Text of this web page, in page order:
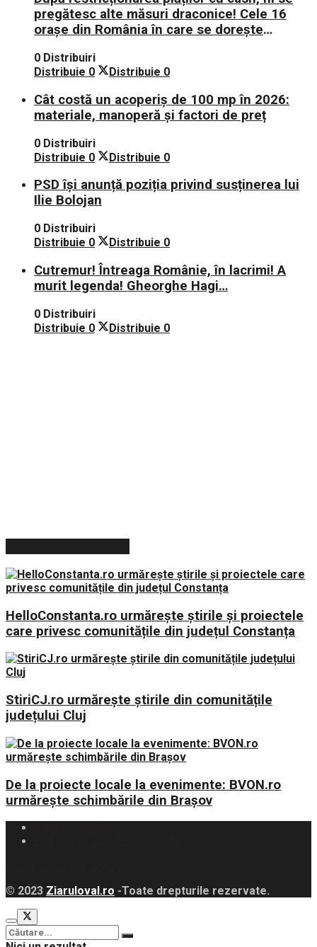
pregătesc alte măsuri draconice! Cele 16
orașe din România în care se dorește
mașini!
0 Distribuiri
Distribuie 0 Distribuie 0
Cât costă un acoperiș de 100 mp în 2026:
materiale, manoperă și factori de preț
0 Distribuiri
Distribuie 0 Distribuie 0
PSD își anunță poziția privind susținerea lui
Ilie Bolojan
0 Distribuiri
Distribuie 0 Distribuie 0
Cutremur! Întreaga Românie, în lacrimi! A
murit legenda! Gheorghe Hagi…
0 Distribuiri
Distribuie 0 Distribuie 0
HelloConstanta.ro urmărește știrile și proiectele
care privesc comunitățile din județul Constanța
StiriCJ.ro urmărește știrile din comunitățile
județului Cluj
De la proiecte locale la evenimente: BVON.ro
urmărește schimbările din Brașov
© 2023 Ziaruloval.ro -Toate drepturile rezervate.